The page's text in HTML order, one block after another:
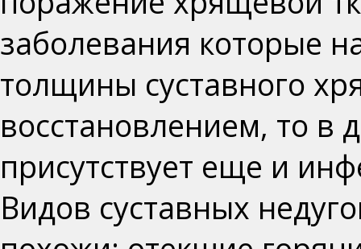
заболевания которые
толщины суставного
восстановлением, то в
присутствует еще и
Видов суставных